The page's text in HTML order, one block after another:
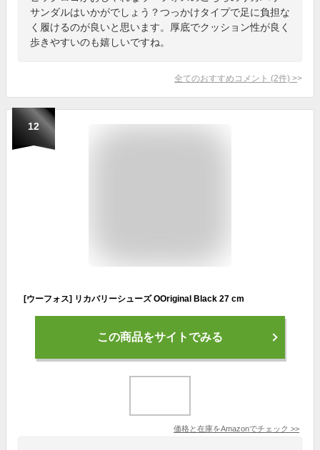
サンダルはいかがでしょう？つっかけタイプで足に負担な
く履けるのが良いと思います。厚底でクッション性が良く
歩きやすいのも嬉しいですね。
全てのおすすめコメント (2件) >
12
[ウーフォス] リカバリーシューズ OOriginal Black 27 cm
この商品をサイトでみる
価格と在庫をAmazonでチェック >>